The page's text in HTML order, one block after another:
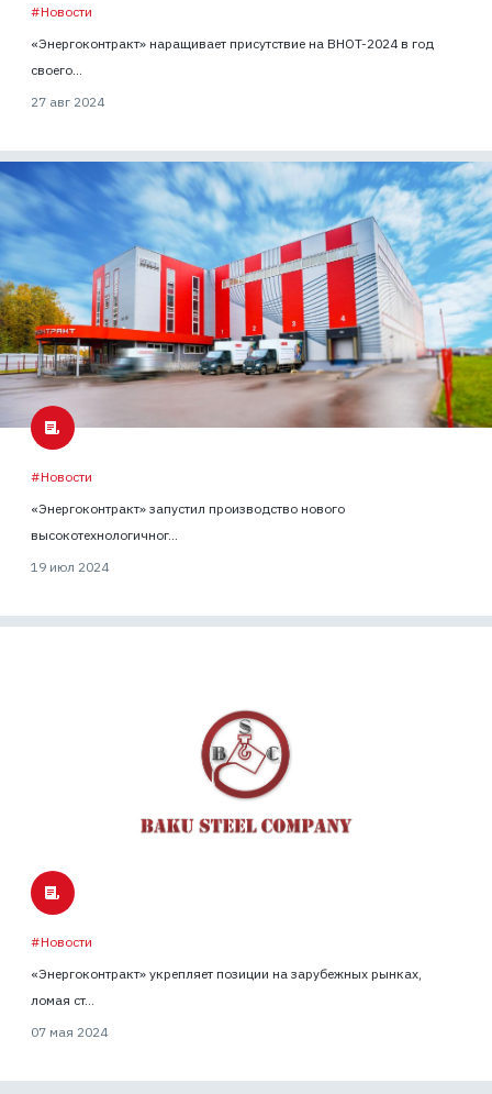
#Новости
«Энергоконтракт» наращивает присутствие на ВНОТ-2024 в год
своего...
27 авг 2024
#Новости
«Энергоконтракт» запустил производство нового
высокотехнологичног...
19 июл 2024
#Новости
«Энергоконтракт» укрепляет позиции на зарубежных рынках,
ломая ст...
07 мая 2024